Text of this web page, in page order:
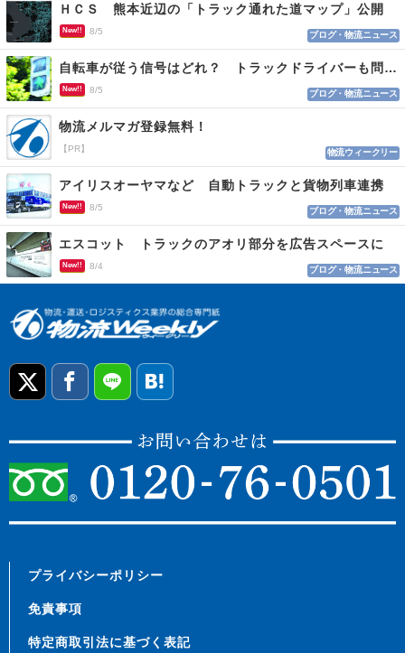
ＨＣＳ 熊本近辺の「トラック通れた道マップ」公開
New!! 8/5 ブログ・物流ニュース
自転車が従う信号はどれ？ トラックドライバーも問われる認識
New!! 8/5 ブログ・物流ニュース
物流メルマガ登録無料！
【PR】 物流ウィークリー
アイリスオーヤマなど 自動トラックと貨物列車連携
New!! 8/5 ブログ・物流ニュース
エスコット トラックのアオリ部分を広告スペースに
New!! 8/4 ブログ・物流ニュース
プライバシーポリシー
免責事項
特定商取引法に基づく表記